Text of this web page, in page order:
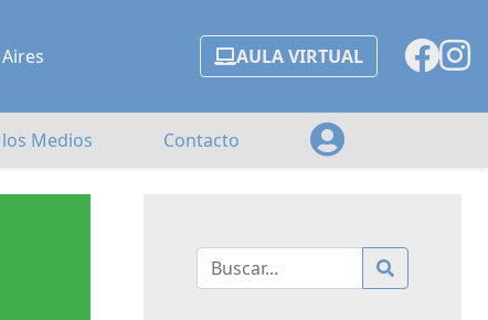
AULA VIRTUAL
los Medios Contacto